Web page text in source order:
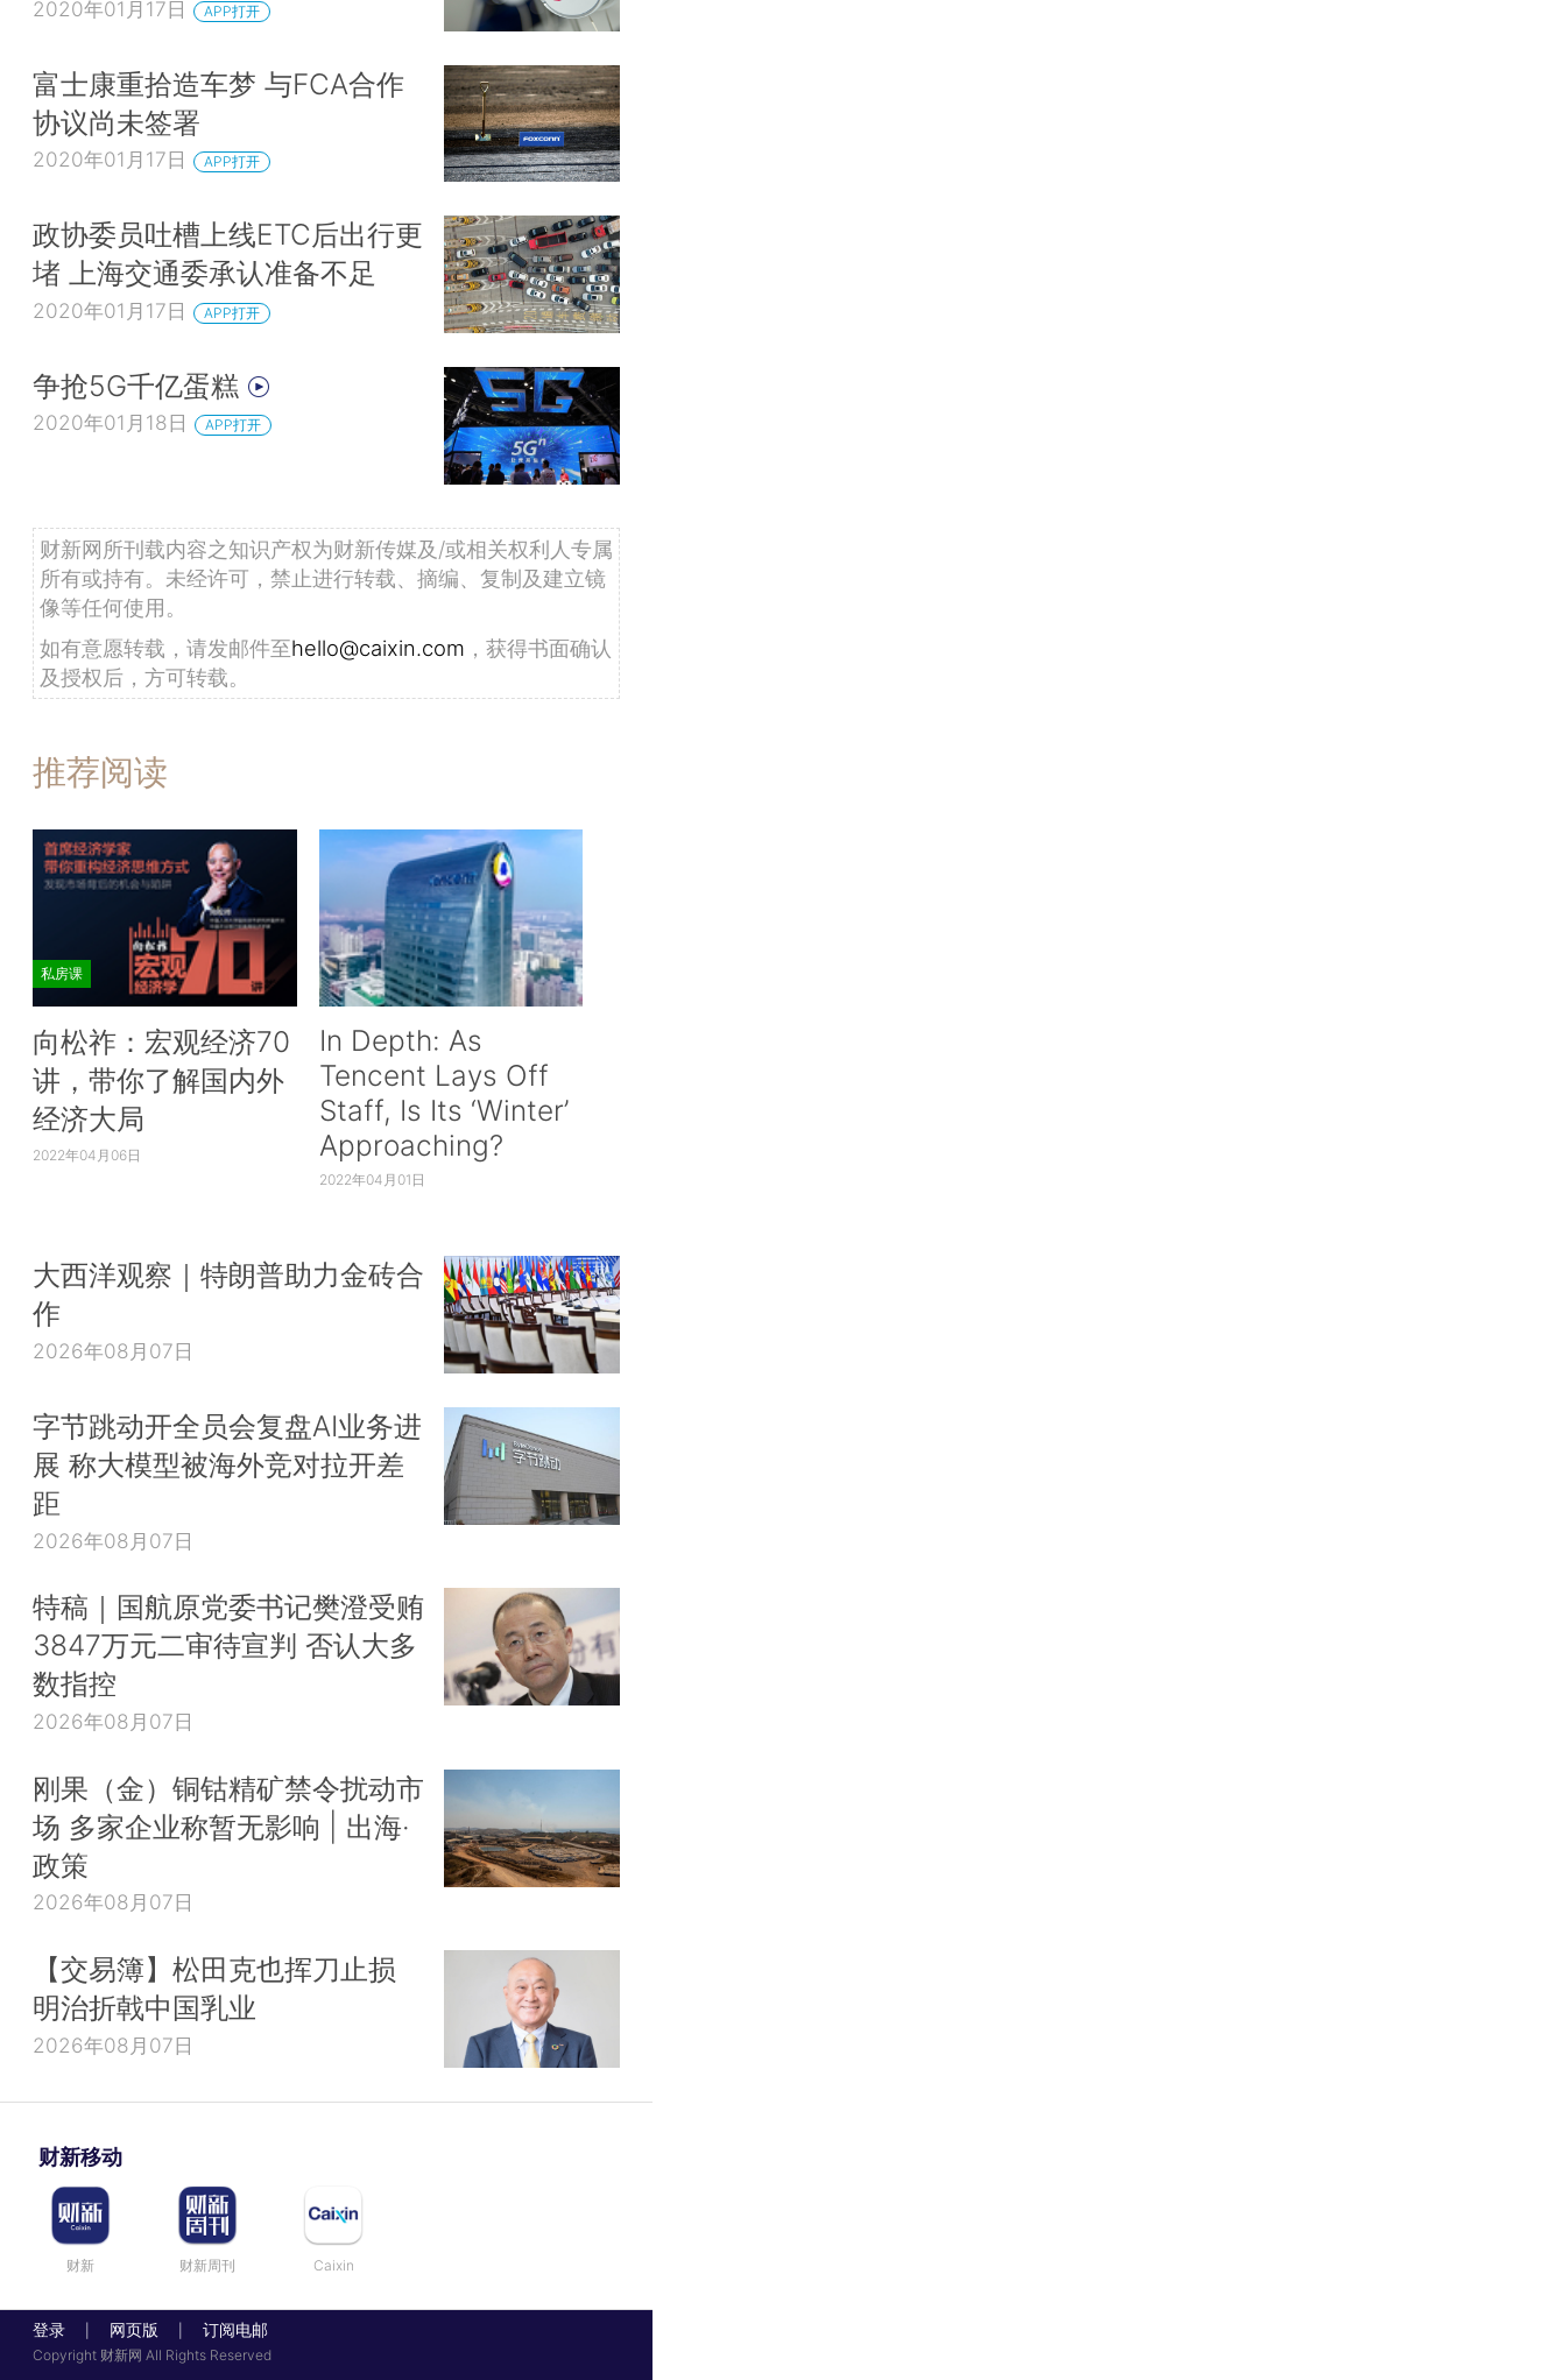
2020年01月17日 APP打开
富士康重拾造车梦 与FCA合作
协议尚未签署
2020年01月17日 APP打开
政协委员吐槽上线ETC后出行更
堵 上海交通委承认准备不足
2020年01月17日 APP打开
争抢5G千亿蛋糕
2020年01月18日 APP打开
财新网所刊载内容之知识产权为财新传媒及/或相关权利人专属
所有或持有。未经许可，禁止进行转载、摘编、复制及建立镜
像等任何使用。
如有意愿转载，请发邮件至hello@caixin.com ，获得书面确认
及授权后，方可转载。
推荐阅读
私房课
向松祚：宏观经济70
讲，带你了解国内外
经济大局
2022年04月06日
In Depth: As
Tencent Lays Off
Staff, Is Its ‘Winter’
Approaching?
2022年04月01日
大西洋观察｜特朗普助力金砖合
作
2026年08月07日
字节跳动开全员会复盘AI业务进
展 称大模型被海外竞对拉开差
距
2026年08月07日
特稿｜国航原党委书记樊澄受贿
3847万元二审待宣判 否认大多
数指控
2026年08月07日
刚果（金）铜钴精矿禁令扰动市
场 多家企业称暂无影响 | 出海·
政策
2026年08月07日
【交易簿】松田克也挥刀止损
明治折戟中国乳业
2026年08月07日
财新移动
财新 财新周刊 Caixin
登录 网页版 订阅电邮
Copyright 财新网 All Rights Reserved